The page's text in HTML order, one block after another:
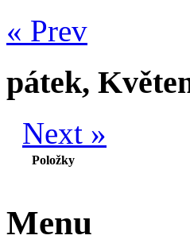
« Prev
pátek,
Next »
Položky
Menu